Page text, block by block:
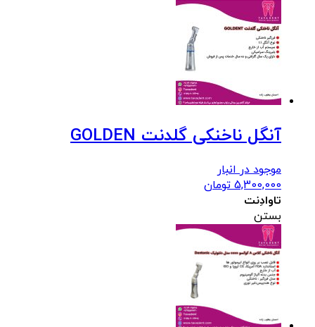
آنگل ناخنکی گلدنت GOLDEN
موجود در انبار
5,300,000 تومان
تاوادِنت
بستن